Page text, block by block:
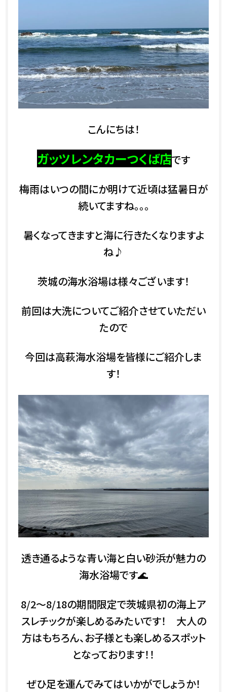
こんにちは！
ガッツレンタカーつくば店です
梅雨はいつの間にか明けて近頃は猛暑日が
続いてますね。。。
暑くなってきますと海に行きたくなりますよ
ね♪
茨城の海水浴場は様々ございます！
前回は大洗についてご紹介させていただい
たので
今回は高萩海水浴場を皆様にご紹介しま
す！
透き通るような青い海と白い砂浜が魅力の
海水浴場です🌊
8/2～8/18の期間限定で茨城県初の海上ア
スレチックが楽しめるみたいです！ 大人の
方はもちろん、お子様とも楽しめるスポット
となっております！！
ぜひ足を運んでみてはいかがでしょうか！